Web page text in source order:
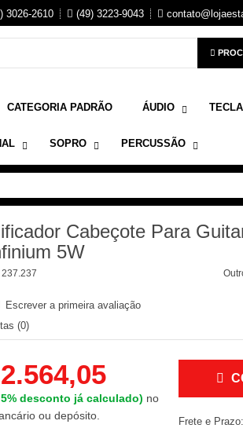
3026-2610 (49) 3223-9043
CATEGORIA PADRÃO ÁUDIO
SOPRO PERCUSSÃO
Cabeçote Para
5W
237.237
Escrever a primeira avaliação
(0)
5% desconto já calculado) no
ou depósito.
Frete e Prazo: